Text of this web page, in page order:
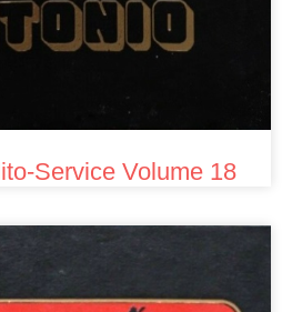
Service Volume 18